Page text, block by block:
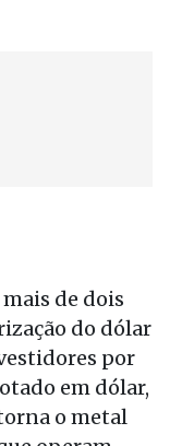
de dois
do dólar
por
em dólar,
o metal